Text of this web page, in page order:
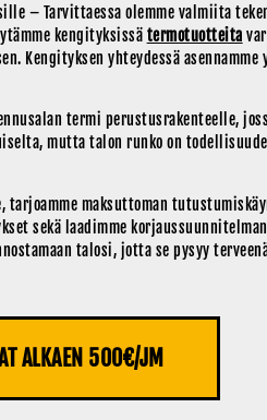
– Tarvittaessa olemme valmiita
kengityksissä termotuotteita
Kengityksen yhteydessä asennamme
termi perustusrakenteelle,
mutta talon runko on
tarjoamme maksuttoman
sekä laadimme
talosi, jotta se pysyy
ALKAEN 500€/JM